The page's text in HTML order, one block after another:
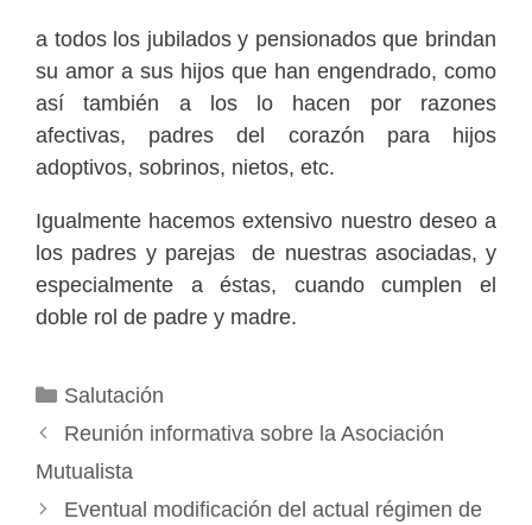
a todos los jubilados y pensionados que brindan
su amor a sus hijos que han engendrado, como
así también a los lo hacen por razones
afectivas, padres del corazón para hijos
adoptivos, sobrinos, nietos, etc.
Igualmente hacemos extensivo nuestro deseo a
los padres y parejas de nuestras asociadas, y
especialmente a éstas, cuando cumplen el
doble rol de padre y madre.
Categorías
Salutación
Reunión informativa sobre la Asociación
Mutualista
Eventual modificación del actual régimen de